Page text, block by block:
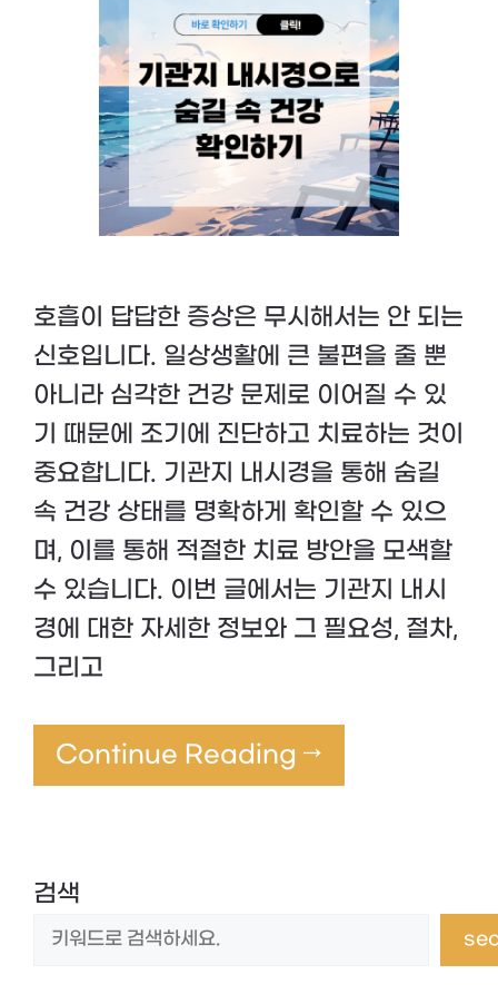
호흡이 답답한 증상은 무시해서는 안 되는
신호입니다. 일상생활에 큰 불편을 줄 뿐
아니라 심각한 건강 문제로 이어질 수 있
기 때문에 조기에 진단하고 치료하는 것이
중요합니다. 기관지 내시경을 통해 숨길
속 건강 상태를 명확하게 확인할 수 있으
며, 이를 통해 적절한 치료 방안을 모색할
수 있습니다. 이번 글에서는 기관지 내시
경에 대한 자세한 정보와 그 필요성, 절차,
그리고
Continue Reading →
검색